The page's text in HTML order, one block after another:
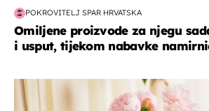
POKROVITELJ SPAR HRVATSKA
Omiljene proizvode za njegu
i usput, tijekom nabavke
moda & ljepota